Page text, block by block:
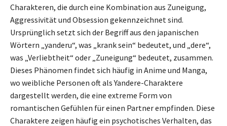
Charakteren, die durch eine Kombination aus Zuneigung,
Aggressivität und Obsession gekennzeichnet sind.
Ursprünglich setzt sich der Begriff aus den japanischen
Wörtern „yanderu“, was „krank sein“ bedeutet, und „dere“,
was „Verliebtheit“ oder „Zuneigung“ bedeutet, zusammen.
Dieses Phänomen findet sich häufig in Anime und Manga,
wo weibliche Personen oft als Yandere-Charaktere
dargestellt werden, die eine extreme Form von
romantischen Gefühlen für einen Partner empfinden. Diese
Charaktere zeigen häufig ein psychotisches Verhalten, das